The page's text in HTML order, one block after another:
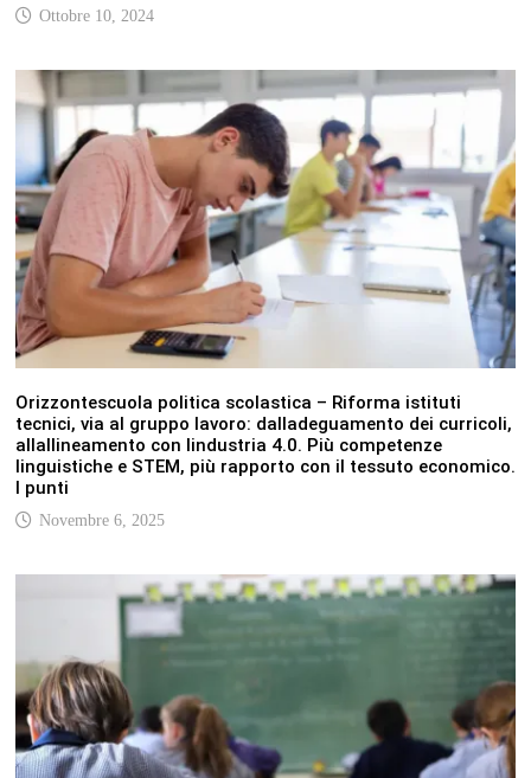
Ottobre 10, 2024
Orizzontescuola politica scolastica – Riforma istituti
tecnici, via al gruppo lavoro: dalladeguamento dei curricoli,
allallineamento con lindustria 4.0. Più competenze
linguistiche e STEM, più rapporto con il tessuto economico.
I punti
Novembre 6, 2025